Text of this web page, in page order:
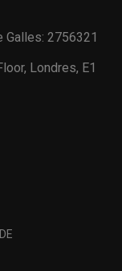
Galles: 2756321
Londres, E1